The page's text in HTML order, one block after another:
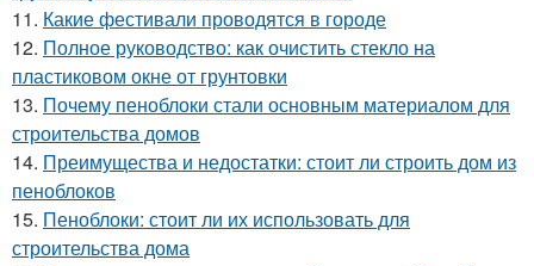
11. Какие фестивали проводятся в городе
12. Полное руководство: как очистить стекло на
пластиковом окне от грунтовки
13. Почему пеноблоки стали основным материалом для
строительства домов
14. Преимущества и недостатки: стоит ли строить дом из
пеноблоков
15. Пеноблоки: стоит ли их использовать для
строительства дома